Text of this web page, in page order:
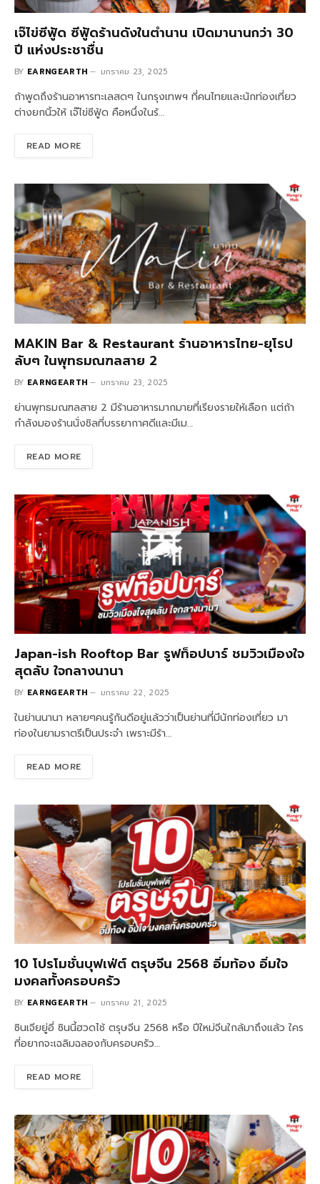
เจ๊ไข่ซีฟู้ด ซีฟู้ดร้านดังในตำนาน เปิดมานานกว่า 30
ปี แห่งประชาชื่น
BY EARNGEARTH มกราคม 23, 2025
ถ้าพูดถึงร้านอาหารทะเลสดๆ ในกรุงเทพฯ ที่คนไทยและนักท่องเที่ยว
ต่างยกนิ้วให้ เจ๊ไข่ซีฟู้ด คือหนึ่งในร้…
READ MORE
MAKIN Bar & Restaurant ร้านอาหารไทย-ยุโรป
ลับๆ ในพุทธมณฑลสาย 2
BY EARNGEARTH มกราคม 23, 2025
ย่านพุทธมณฑลสาย 2 มีร้านอาหารมากมายที่เรียงรายให้เลือก แต่ถ้า
กำลังมองร้านนั่งชิลที่บรรยากาศดีและมีเม…
READ MORE
Japan-ish Rooftop Bar รูฟท็อปบาร์ ชมวิวเมืองใจ
สุดลับ ใจกลางนานา
BY EARNGEARTH มกราคม 22, 2025
ในย่านนานา หลายๆคนรู้กันดีอยู่แล้วว่าเป็นย่านที่มีนักท่องเที่ยว มา
ท่องในยามราตรีเป็นประจำ เพราะมีร้า…
READ MORE
10 โปรโมชั่นบุฟเฟ่ต์ ตรุษจีน 2568 อิ่มท้อง อิ่มใจ
มงคลทั้งครอบครัว
BY EARNGEARTH มกราคม 21, 2025
ซินเจียยู่อี่ ซินนี้ฮวดไช้ ตรุษจีน 2568 หรือ ปีใหม่จีนใกล้มาถึงแล้ว ใคร
ที่อยากจะเฉลิมฉลองกับครอบครัว…
READ MORE